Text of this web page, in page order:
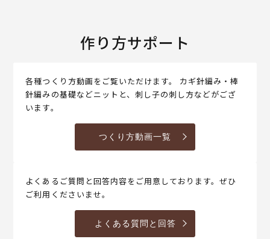
作り方サポート
各種つくり方動画をご覧いただけます。 カギ針編み・棒
針編みの基礎などニットと、刺し子の刺し方などがござ
います。
つくり方動画一覧
よくあるご質問と回答内容をご用意しております。ぜひ
ご利用くださいませ。
よくある質問と回答